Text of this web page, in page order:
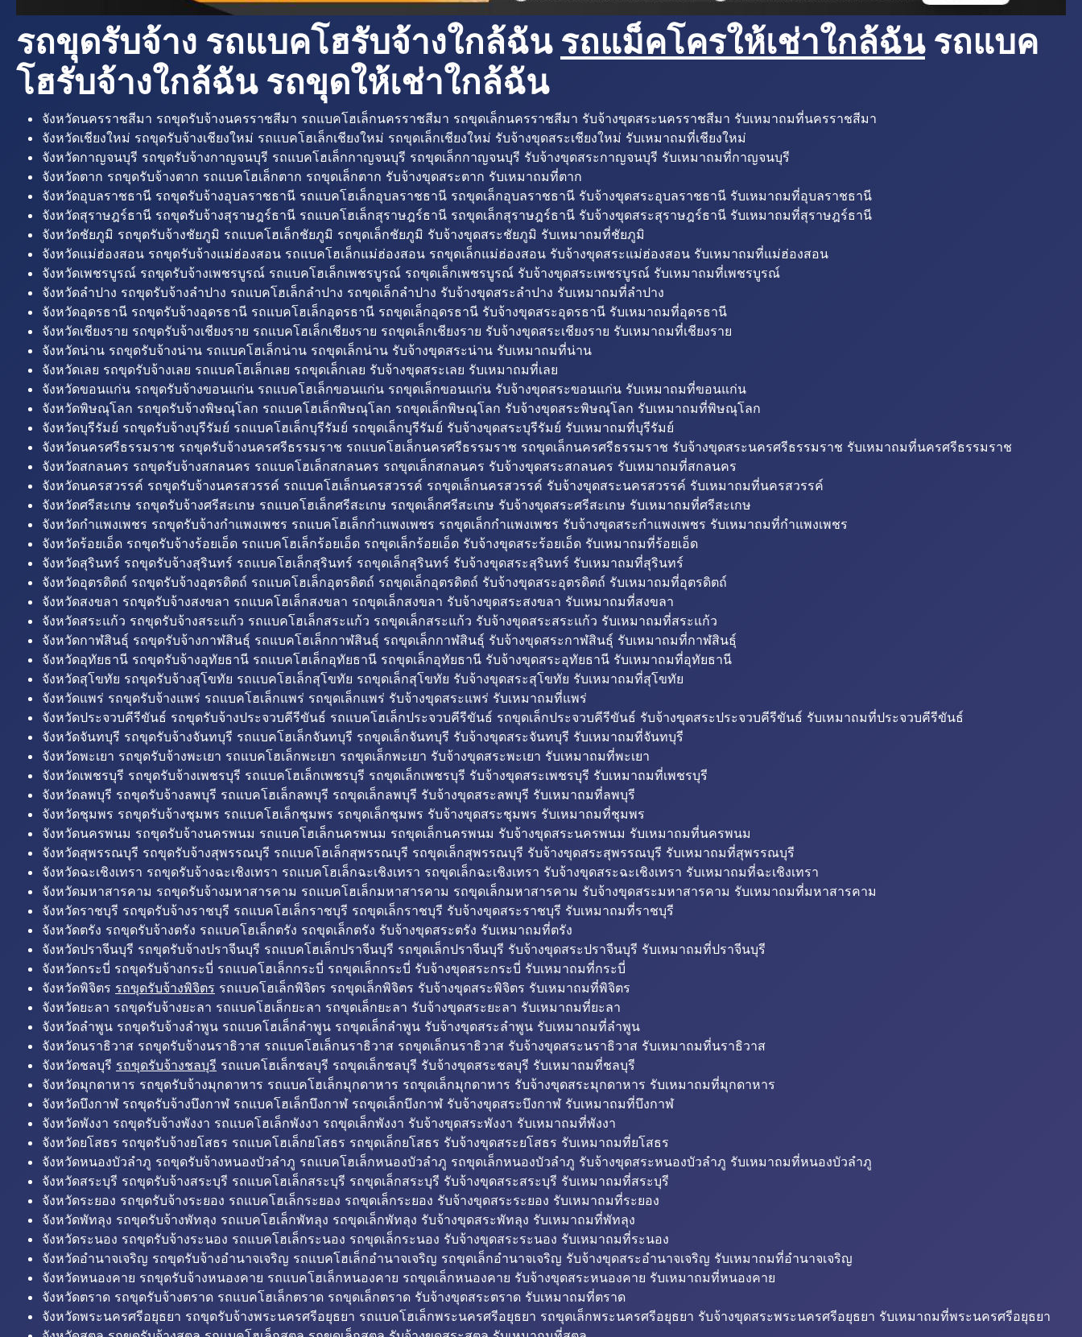
รถขุดรับจ้าง รถแบคโฮรับจ้างใกล้ฉัน รถแม็คโครให้เช่าใกล้ฉันรถแบค
โฮรับจ้างใกล้ฉัน รถขุดให้เช่าใกล้ฉัน
จังหวัดนครราชสีมา รถขุดรับจ้างนครราชสีมา รถแบคโฮเล็กนครราชสีมา รถขุดเล็กนครราชสีมา รับจ้างขุดสระนครราชสีมา รับเหมาถมที่นครราชสีมา
จังหวัดเชียงใหม่ รถขุดรับจ้างเชียงใหม่ รถแบคโฮเล็กเชียงใหม่ รถขุดเล็กเชียงใหม่ รับจ้างขุดสระเชียงใหม่ รับเหมาถมที่เชียงใหม่
จังหวัดกาญจนบุรี รถขุดรับจ้างกาญจนบุรี รถแบคโฮเล็กกาญจนบุรี รถขุดเล็กกาญจนบุรี รับจ้างขุดสระกาญจนบุรี รับเหมาถมที่กาญจนบุรี
จังหวัดตาก รถขุดรับจ้างตาก รถแบคโฮเล็กตาก รถขุดเล็กตาก รับจ้างขุดสระตาก รับเหมาถมที่ตาก
จังหวัดอุบลราชธานี รถขุดรับจ้างอุบลราชธานี รถแบคโฮเล็กอุบลราชธานี รถขุดเล็กอุบลราชธานี รับจ้างขุดสระอุบลราชธานี รับเหมาถมที่อุบลราชธานี
จังหวัดสุราษฎร์ธานี รถขุดรับจ้างสุราษฎร์ธานี รถแบคโฮเล็กสุราษฎร์ธานี รถขุดเล็กสุราษฎร์ธานี รับจ้างขุดสระสุราษฎร์ธานี รับเหมาถมที่สุราษฎร์ธานี
จังหวัดชัยภูมิ รถขุดรับจ้างชัยภูมิ รถแบคโฮเล็กชัยภูมิ รถขุดเล็กชัยภูมิ รับจ้างขุดสระชัยภูมิ รับเหมาถมที่ชัยภูมิ
จังหวัดแม่ฮ่องสอน รถขุดรับจ้างแม่ฮ่องสอน รถแบคโฮเล็กแม่ฮ่องสอน รถขุดเล็กแม่ฮ่องสอน รับจ้างขุดสระแม่ฮ่องสอน รับเหมาถมที่แม่ฮ่องสอน
จังหวัดเพชรบูรณ์ รถขุดรับจ้างเพชรบูรณ์ รถแบคโฮเล็กเพชรบูรณ์ รถขุดเล็กเพชรบูรณ์ รับจ้างขุดสระเพชรบูรณ์ รับเหมาถมที่เพชรบูรณ์
จังหวัดลำปาง รถขุดรับจ้างลำปาง รถแบคโฮเล็กลำปาง รถขุดเล็กลำปาง รับจ้างขุดสระลำปาง รับเหมาถมที่ลำปาง
จังหวัดอุดรธานี รถขุดรับจ้างอุดรธานี รถแบคโฮเล็กอุดรธานี รถขุดเล็กอุดรธานี รับจ้างขุดสระอุดรธานี รับเหมาถมที่อุดรธานี
จังหวัดเชียงราย รถขุดรับจ้างเชียงราย รถแบคโฮเล็กเชียงราย รถขุดเล็กเชียงราย รับจ้างขุดสระเชียงราย รับเหมาถมที่เชียงราย
จังหวัดน่าน รถขุดรับจ้างน่าน รถแบคโฮเล็กน่าน รถขุดเล็กน่าน รับจ้างขุดสระน่าน รับเหมาถมที่น่าน
จังหวัดเลย รถขุดรับจ้างเลย รถแบคโฮเล็กเลย รถขุดเล็กเลย รับจ้างขุดสระเลย รับเหมาถมที่เลย
จังหวัดขอนแก่น รถขุดรับจ้างขอนแก่น รถแบคโฮเล็กขอนแก่น รถขุดเล็กขอนแก่น รับจ้างขุดสระขอนแก่น รับเหมาถมที่ขอนแก่น
จังหวัดพิษณุโลก รถขุดรับจ้างพิษณุโลก รถแบคโฮเล็กพิษณุโลก รถขุดเล็กพิษณุโลก รับจ้างขุดสระพิษณุโลก รับเหมาถมที่พิษณุโลก
จังหวัดบุรีรัมย์ รถขุดรับจ้างบุรีรัมย์ รถแบคโฮเล็กบุรีรัมย์ รถขุดเล็กบุรีรัมย์ รับจ้างขุดสระบุรีรัมย์ รับเหมาถมที่บุรีรัมย์
จังหวัดนครศรีธรรมราช รถขุดรับจ้างนครศรีธรรมราช รถแบคโฮเล็กนครศรีธรรมราช รถขุดเล็กนครศรีธรรมราช รับจ้างขุดสระนครศรีธรรมราช รับเหมาถมที่นครศรีธรรมราช
จังหวัดสกลนคร รถขุดรับจ้างสกลนคร รถแบคโฮเล็กสกลนคร รถขุดเล็กสกลนคร รับจ้างขุดสระสกลนคร รับเหมาถมที่สกลนคร
จังหวัดนครสวรรค์ รถขุดรับจ้างนครสวรรค์ รถแบคโฮเล็กนครสวรรค์ รถขุดเล็กนครสวรรค์ รับจ้างขุดสระนครสวรรค์ รับเหมาถมที่นครสวรรค์
จังหวัดศรีสะเกษ รถขุดรับจ้างศรีสะเกษ รถแบคโฮเล็กศรีสะเกษ รถขุดเล็กศรีสะเกษ รับจ้างขุดสระศรีสะเกษ รับเหมาถมที่ศรีสะเกษ
จังหวัดกำแพงเพชร รถขุดรับจ้างกำแพงเพชร รถแบคโฮเล็กกำแพงเพชร รถขุดเล็กกำแพงเพชร รับจ้างขุดสระกำแพงเพชร รับเหมาถมที่กำแพงเพชร
จังหวัดร้อยเอ็ด รถขุดรับจ้างร้อยเอ็ด รถแบคโฮเล็กร้อยเอ็ด รถขุดเล็กร้อยเอ็ด รับจ้างขุดสระร้อยเอ็ด รับเหมาถมที่ร้อยเอ็ด
จังหวัดสุรินทร์ รถขุดรับจ้างสุรินทร์ รถแบคโฮเล็กสุรินทร์ รถขุดเล็กสุรินทร์ รับจ้างขุดสระสุรินทร์ รับเหมาถมที่สุรินทร์
จังหวัดอุตรดิตถ์ รถขุดรับจ้างอุตรดิตถ์ รถแบคโฮเล็กอุตรดิตถ์ รถขุดเล็กอุตรดิตถ์ รับจ้างขุดสระอุตรดิตถ์ รับเหมาถมที่อุตรดิตถ์
จังหวัดสงขลา รถขุดรับจ้างสงขลา รถแบคโฮเล็กสงขลา รถขุดเล็กสงขลา รับจ้างขุดสระสงขลา รับเหมาถมที่สงขลา
จังหวัดสระแก้ว รถขุดรับจ้างสระแก้ว รถแบคโฮเล็กสระแก้ว รถขุดเล็กสระแก้ว รับจ้างขุดสระสระแก้ว รับเหมาถมที่สระแก้ว
จังหวัดกาฬสินธุ์ รถขุดรับจ้างกาฬสินธุ์ รถแบคโฮเล็กกาฬสินธุ์ รถขุดเล็กกาฬสินธุ์ รับจ้างขุดสระกาฬสินธุ์ รับเหมาถมที่กาฬสินธุ์
จังหวัดอุทัยธานี รถขุดรับจ้างอุทัยธานี รถแบคโฮเล็กอุทัยธานี รถขุดเล็กอุทัยธานี รับจ้างขุดสระอุทัยธานี รับเหมาถมที่อุทัยธานี
จังหวัดสุโขทัย รถขุดรับจ้างสุโขทัย รถแบคโฮเล็กสุโขทัย รถขุดเล็กสุโขทัย รับจ้างขุดสระสุโขทัย รับเหมาถมที่สุโขทัย
จังหวัดแพร่ รถขุดรับจ้างแพร่ รถแบคโฮเล็กแพร่ รถขุดเล็กแพร่ รับจ้างขุดสระแพร่ รับเหมาถมที่แพร่
จังหวัดประจวบคีรีขันธ์ รถขุดรับจ้างประจวบคีรีขันธ์ รถแบคโฮเล็กประจวบคีรีขันธ์ รถขุดเล็กประจวบคีรีขันธ์ รับจ้างขุดสระประจวบคีรีขันธ์ รับเหมาถมที่ประจวบคีรีขันธ์
จังหวัดจันทบุรี รถขุดรับจ้างจันทบุรี รถแบคโฮเล็กจันทบุรี รถขุดเล็กจันทบุรี รับจ้างขุดสระจันทบุรี รับเหมาถมที่จันทบุรี
จังหวัดพะเยา รถขุดรับจ้างพะเยา รถแบคโฮเล็กพะเยา รถขุดเล็กพะเยา รับจ้างขุดสระพะเยา รับเหมาถมที่พะเยา
จังหวัดเพชรบุรี รถขุดรับจ้างเพชรบุรี รถแบคโฮเล็กเพชรบุรี รถขุดเล็กเพชรบุรี รับจ้างขุดสระเพชรบุรี รับเหมาถมที่เพชรบุรี
จังหวัดลพบุรี รถขุดรับจ้างลพบุรี รถแบคโฮเล็กลพบุรี รถขุดเล็กลพบุรี รับจ้างขุดสระลพบุรี รับเหมาถมที่ลพบุรี
จังหวัดชุมพร รถขุดรับจ้างชุมพร รถแบคโฮเล็กชุมพร รถขุดเล็กชุมพร รับจ้างขุดสระชุมพร รับเหมาถมที่ชุมพร
จังหวัดนครพนม รถขุดรับจ้างนครพนม รถแบคโฮเล็กนครพนม รถขุดเล็กนครพนม รับจ้างขุดสระนครพนม รับเหมาถมที่นครพนม
จังหวัดสุพรรณบุรี รถขุดรับจ้างสุพรรณบุรี รถแบคโฮเล็กสุพรรณบุรี รถขุดเล็กสุพรรณบุรี รับจ้างขุดสระสุพรรณบุรี รับเหมาถมที่สุพรรณบุรี
จังหวัดฉะเชิงเทรา รถขุดรับจ้างฉะเชิงเทรา รถแบคโฮเล็กฉะเชิงเทรา รถขุดเล็กฉะเชิงเทรา รับจ้างขุดสระฉะเชิงเทรา รับเหมาถมที่ฉะเชิงเทรา
จังหวัดมหาสารคาม รถขุดรับจ้างมหาสารคาม รถแบคโฮเล็กมหาสารคาม รถขุดเล็กมหาสารคาม รับจ้างขุดสระมหาสารคาม รับเหมาถมที่มหาสารคาม
จังหวัดราชบุรี รถขุดรับจ้างราชบุรี รถแบคโฮเล็กราชบุรี รถขุดเล็กราชบุรี รับจ้างขุดสระราชบุรี รับเหมาถมที่ราชบุรี
จังหวัดตรัง รถขุดรับจ้างตรัง รถแบคโฮเล็กตรัง รถขุดเล็กตรัง รับจ้างขุดสระตรัง รับเหมาถมที่ตรัง
จังหวัดปราจีนบุรี รถขุดรับจ้างปราจีนบุรี รถแบคโฮเล็กปราจีนบุรี รถขุดเล็กปราจีนบุรี รับจ้างขุดสระปราจีนบุรี รับเหมาถมที่ปราจีนบุรี
จังหวัดกระบี่ รถขุดรับจ้างกระบี่ รถแบคโฮเล็กกระบี่ รถขุดเล็กกระบี่ รับจ้างขุดสระกระบี่ รับเหมาถมที่กระบี่
จังหวัดพิจิตร รถขุดรับจ้างพิจิตร รถแบคโฮเล็กพิจิตร รถขุดเล็กพิจิตร รับจ้างขุดสระพิจิตร รับเหมาถมที่พิจิตร
จังหวัดยะลา รถขุดรับจ้างยะลา รถแบคโฮเล็กยะลา รถขุดเล็กยะลา รับจ้างขุดสระยะลา รับเหมาถมที่ยะลา
จังหวัดลำพูน รถขุดรับจ้างลำพูน รถแบคโฮเล็กลำพูน รถขุดเล็กลำพูน รับจ้างขุดสระลำพูน รับเหมาถมที่ลำพูน
จังหวัดนราธิวาส รถขุดรับจ้างนราธิวาส รถแบคโฮเล็กนราธิวาส รถขุดเล็กนราธิวาส รับจ้างขุดสระนราธิวาส รับเหมาถมที่นราธิวาส
จังหวัดชลบุรี รถขุดรับจ้างชลบุรี รถแบคโฮเล็กชลบุรี รถขุดเล็กชลบุรี รับจ้างขุดสระชลบุรี รับเหมาถมที่ชลบุรี
จังหวัดมุกดาหาร รถขุดรับจ้างมุกดาหาร รถแบคโฮเล็กมุกดาหาร รถขุดเล็กมุกดาหาร รับจ้างขุดสระมุกดาหาร รับเหมาถมที่มุกดาหาร
จังหวัดบึงกาฬ รถขุดรับจ้างบึงกาฬ รถแบคโฮเล็กบึงกาฬ รถขุดเล็กบึงกาฬ รับจ้างขุดสระบึงกาฬ รับเหมาถมที่บึงกาฬ
จังหวัดพังงา รถขุดรับจ้างพังงา รถแบคโฮเล็กพังงา รถขุดเล็กพังงา รับจ้างขุดสระพังงา รับเหมาถมที่พังงา
จังหวัดยโสธร รถขุดรับจ้างยโสธร รถแบคโฮเล็กยโสธร รถขุดเล็กยโสธร รับจ้างขุดสระยโสธร รับเหมาถมที่ยโสธร
จังหวัดหนองบัวลำภู รถขุดรับจ้างหนองบัวลำภู รถแบคโฮเล็กหนองบัวลำภู รถขุดเล็กหนองบัวลำภู รับจ้างขุดสระหนองบัวลำภู รับเหมาถมที่หนองบัวลำภู
จังหวัดสระบุรี รถขุดรับจ้างสระบุรี รถแบคโฮเล็กสระบุรี รถขุดเล็กสระบุรี รับจ้างขุดสระสระบุรี รับเหมาถมที่สระบุรี
จังหวัดระยอง รถขุดรับจ้างระยอง รถแบคโฮเล็กระยอง รถขุดเล็กระยอง รับจ้างขุดสระระยอง รับเหมาถมที่ระยอง
จังหวัดพัทลุง รถขุดรับจ้างพัทลุง รถแบคโฮเล็กพัทลุง รถขุดเล็กพัทลุง รับจ้างขุดสระพัทลุง รับเหมาถมที่พัทลุง
จังหวัดระนอง รถขุดรับจ้างระนอง รถแบคโฮเล็กระนอง รถขุดเล็กระนอง รับจ้างขุดสระระนอง รับเหมาถมที่ระนอง
จังหวัดอำนาจเจริญ รถขุดรับจ้างอำนาจเจริญ รถแบคโฮเล็กอำนาจเจริญ รถขุดเล็กอำนาจเจริญ รับจ้างขุดสระอำนาจเจริญ รับเหมาถมที่อำนาจเจริญ
จังหวัดหนองคาย รถขุดรับจ้างหนองคาย รถแบคโฮเล็กหนองคาย รถขุดเล็กหนองคาย รับจ้างขุดสระหนองคาย รับเหมาถมที่หนองคาย
จังหวัดตราด รถขุดรับจ้างตราด รถแบคโฮเล็กตราด รถขุดเล็กตราด รับจ้างขุดสระตราด รับเหมาถมที่ตราด
จังหวัดพระนครศรีอยุธยา รถขุดรับจ้างพระนครศรีอยุธยา รถแบคโฮเล็กพระนครศรีอยุธยา รถขุดเล็กพระนครศรีอยุธยา รับจ้างขุดสระพระนครศรีอยุธยา รับเหมาถมที่พระนครศรีอยุธยา